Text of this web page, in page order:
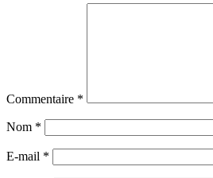
Commentaire *
Nom *
E-mail *